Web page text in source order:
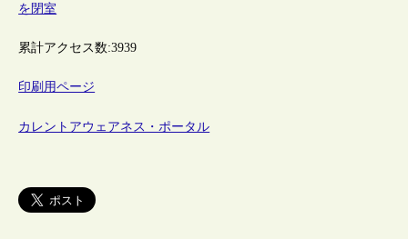
を閉室
累計アクセス数:3939
印刷用ページ
カレントアウェアネス・ポータル